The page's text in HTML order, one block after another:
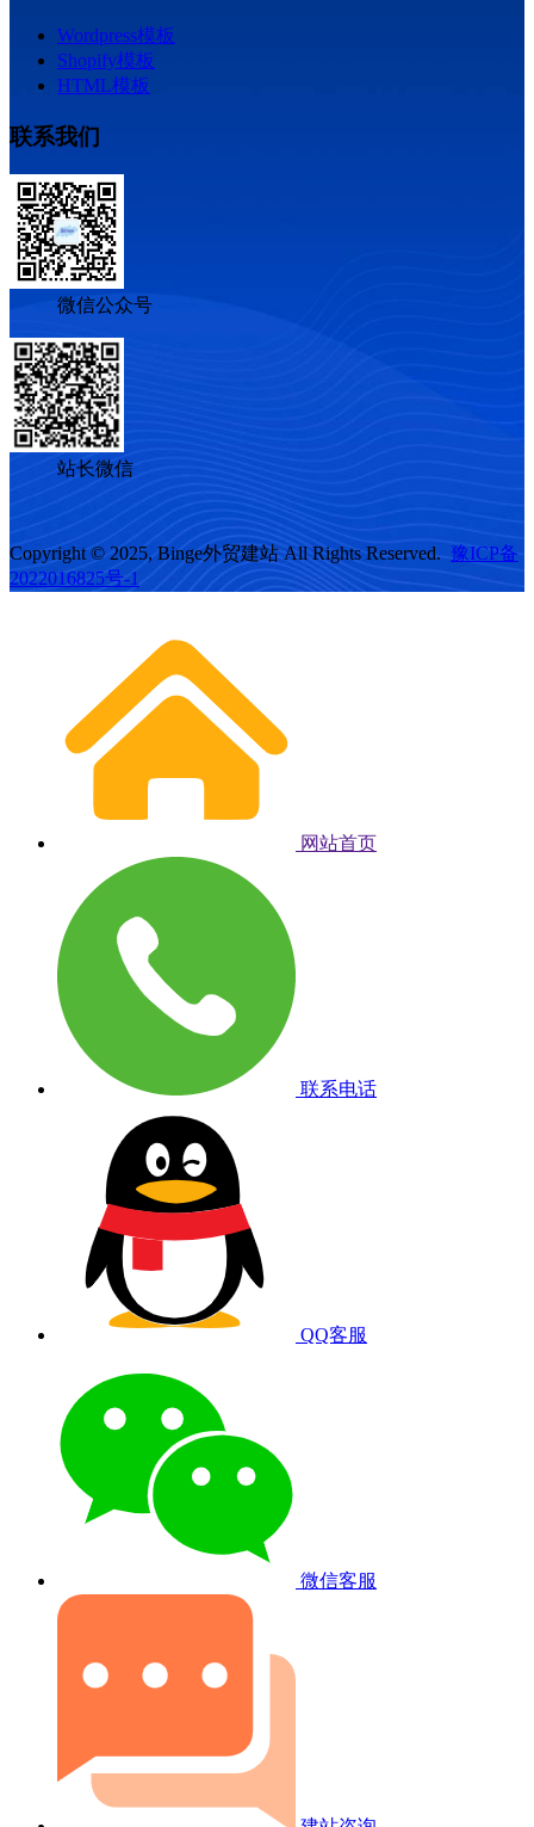
Wordpress模板
Shopify模板
HTML模板
联系我们
微信公众号
站长微信
Copyright © 2025, Binge外贸建站 All Rights Reserved. 豫ICP备
2022016825号-1
网站首页
联系电话
QQ客服
微信客服